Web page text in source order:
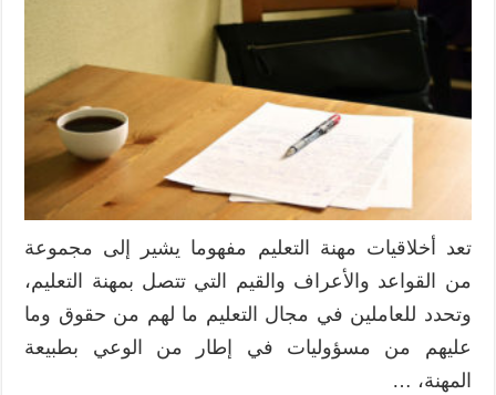
في
ميثاق
التعليم
فلسطين
مغلقة
تعد أخلاقيات مهنة التعليم مفهوما يشير إلى مجموعة
من القواعد والأعراف والقيم التي تتصل بمهنة التعليم،
وتحدد للعاملين في مجال التعليم ما لهم من حقوق وما
عليهم من مسؤوليات في إطار من الوعي بطبيعة
المهنة، …